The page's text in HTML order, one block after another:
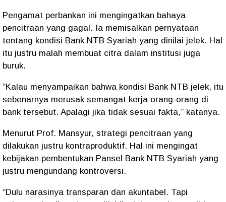
Pengamat perbankan ini mengingatkan bahaya
pencitraan yang gagal. Ia memisalkan pernyataan
tentang kondisi Bank NTB Syariah yang dinilai jelek. Hal
itu justru malah membuat citra dalam institusi juga
buruk.
“Kalau menyampaikan bahwa kondisi Bank NTB jelek, itu
sebenarnya merusak semangat kerja orang-orang di
bank tersebut. Apalagi jika tidak sesuai fakta,” katanya.
Menurut Prof. Mansyur, strategi pencitraan yang
dilakukan justru kontraproduktif. Hal ini mengingat
kebijakan pembentukan Pansel Bank NTB Syariah yang
justru mengundang kontroversi.
“Dulu narasinya transparan dan akuntabel. Tapi